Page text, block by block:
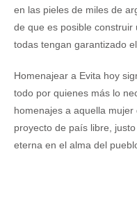
en las pieles de miles de
de que es posible construir
todas tengan garantizado
Homenajear a Evita hoy
todo por quienes más lo
homenajes a aquella
proyecto de país libre,
eterna en el alma del